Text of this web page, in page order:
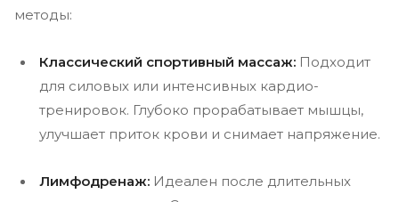
методы:
Классический спортивный массаж: Подходит
для силовых или интенсивных кардио-
тренировок. Глубоко прорабатывает мышцы,
улучшает приток крови и снимает напряжение.
Лимфодренаж: Идеален после длительных